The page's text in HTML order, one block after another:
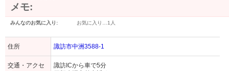
メモ:
みんなのお気に入り: お気に入り… 1人
住所 諏訪市中洲3588-1
交通・アクセ
諏訪ICから車で5分